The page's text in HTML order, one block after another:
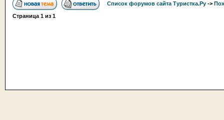
Список форумов сайта Туристка.Ру ->
Страница 1 из 1